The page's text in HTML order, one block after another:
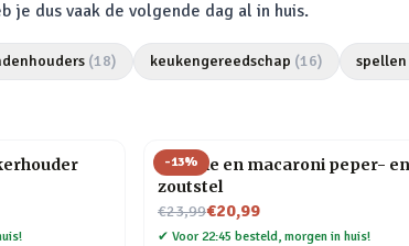
je dus vaak de volgende dag al in huis.
(18) keukengereedschap (16) spellen
-13%
Farfalle en macaroni peper- en
zoutstel
€23,99
Nu voor€20,99
✔ Voor 22:45 besteld, morgen in huis!